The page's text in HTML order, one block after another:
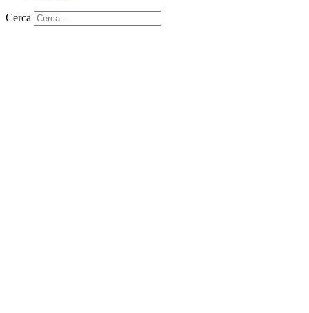
Cerca